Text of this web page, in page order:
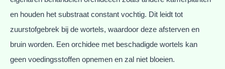
en houden het substraat constant vochtig. Dit leidt tot
zuurstofgebrek bij de wortels, waardoor deze afsterven en
bruin worden. Een orchidee met beschadigde wortels kan
geen voedingsstoffen opnemen en zal niet bloeien.